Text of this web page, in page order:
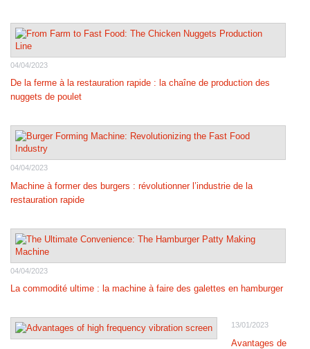
04/04/2023
De la ferme à la restauration rapide : la chaîne de production des
nuggets de poulet
04/04/2023
Machine à former des burgers : révolutionner l’industrie de la
restauration rapide
04/04/2023
La commodité ultime : la machine à faire des galettes en hamburger
13/01/2023
Avantages de